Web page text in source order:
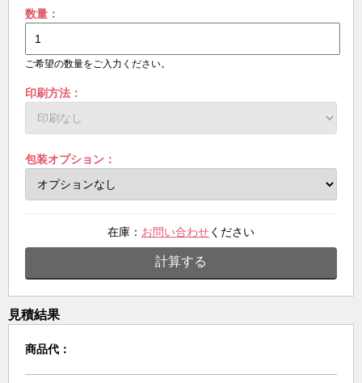
数量：
ご希望の数量をご入力ください。
印刷方法：
包装オプション：
在庫： お問い合わせください
計算する
見積結果
商品代：